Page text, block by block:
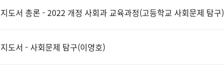
지도서 총론 - 2022 개정 사회과 교육과정(고등학교 사회문제 탐구)
지도서 - 사회문제 탐구(이영호)